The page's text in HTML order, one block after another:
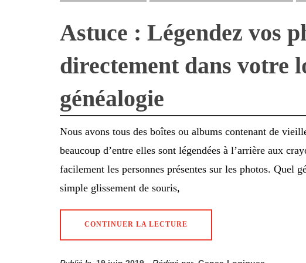
Astuce : Légendez vos
directement dans votre
généalogie
Nous avons tous des boîtes ou albums contenant de
beaucoup d’entre elles sont légendées à l’arrière aux
facilement les personnes présentes sur les photos. Quel
simple glissement de souris,
CONTINUER LA LECTURE